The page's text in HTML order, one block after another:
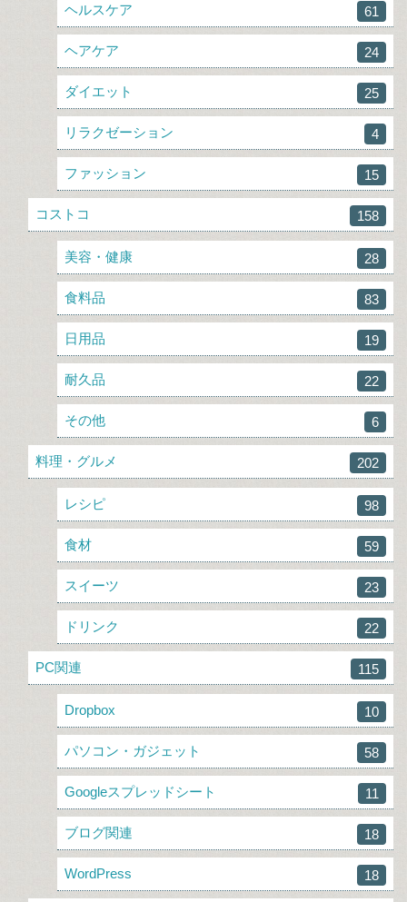
ヘルスケア 61
ヘアケア 24
ダイエット 25
リラクゼーション 4
ファッション 15
コストコ 158
美容・健康 28
食料品 83
日用品 19
耐久品 22
その他 6
料理・グルメ 202
レシピ 98
食材 59
スイーツ 23
ドリンク 22
PC関連 115
Dropbox 10
パソコン・ガジェット 58
Googleスプレッドシート 11
ブログ関連 18
WordPress 18